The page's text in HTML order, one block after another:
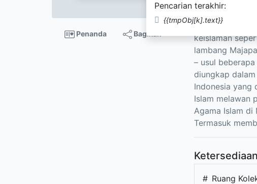
Pencarian terakhir:
{{tmpObj[k].text}}
Penanda
Bagikan
Buku Api
Beberapa fakta
keislaman
lambang
– usul
diungkap
Indonesia yang
Islam melawan
Agama Islam di
Termasuk
Ketersediaan
# Ruang